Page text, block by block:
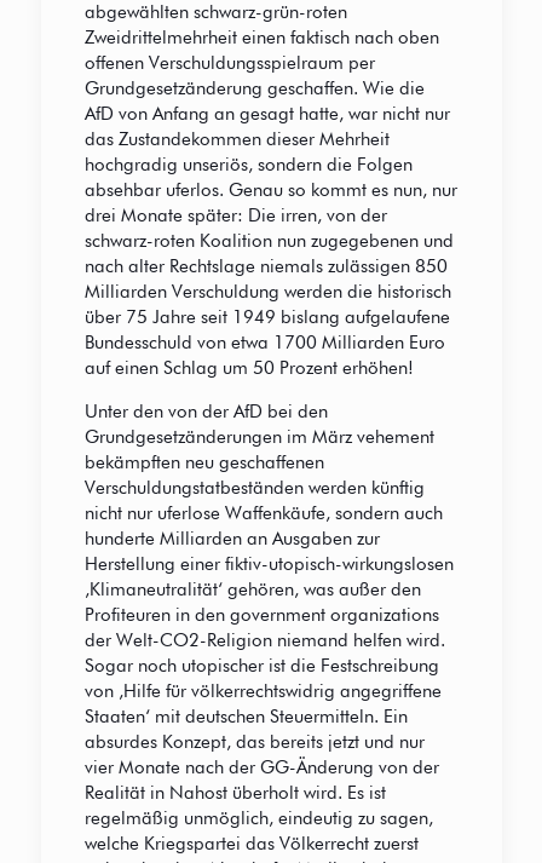
abgewählten schwarz-grün-roten
Zweidrittelmehrheit einen faktisch nach oben
offenen Verschuldungsspielraum per
Grundgesetzänderung geschaffen. Wie die
AfD von Anfang an gesagt hatte, war nicht nur
das Zustandekommen dieser Mehrheit
hochgradig unseriös, sondern die Folgen
absehbar uferlos. Genau so kommt es nun, nur
drei Monate später: Die irren, von der
schwarz-roten Koalition nun zugegebenen und
nach alter Rechtslage niemals zulässigen 850
Milliarden Verschuldung werden die historisch
über 75 Jahre seit 1949 bislang aufgelaufene
Bundesschuld von etwa 1700 Milliarden Euro
auf einen Schlag um 50 Prozent erhöhen!
Unter den von der AfD bei den
Grundgesetzänderungen im März vehement
bekämpften neu geschaffenen
Verschuldungstatbeständen werden künftig
nicht nur uferlose Waffenkäufe, sondern auch
hunderte Milliarden an Ausgaben zur
Herstellung einer fiktiv-utopisch-wirkungslosen
‚Klimaneutralität‘ gehören, was außer den
Profiteuren in den government organizations
der Welt-CO2-Religion niemand helfen wird.
Sogar noch utopischer ist die Festschreibung
von ‚Hilfe für völkerrechtswidrig angegriffene
Staaten‘ mit deutschen Steuermitteln. Ein
absurdes Konzept, das bereits jetzt und nur
vier Monate nach der GG-Änderung von der
Realität in Nahost überholt wird. Es ist
regelmäßig unmöglich, eindeutig zu sagen,
welche Kriegspartei das Völkerrecht zuerst